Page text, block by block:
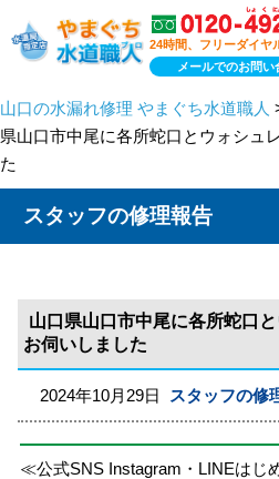
24時間、フリーダイヤ
メールでのお問い
山口の水漏れ修理 やまぐち水道職人
県山口市中尾に各所蛇口とウォシュ
た
スタッフの修理報告
山口県山口市中尾に各所蛇口
お伺いしました
2024年10月29日 スタッフの修
≪公式SNS Instagram・LINEはじ